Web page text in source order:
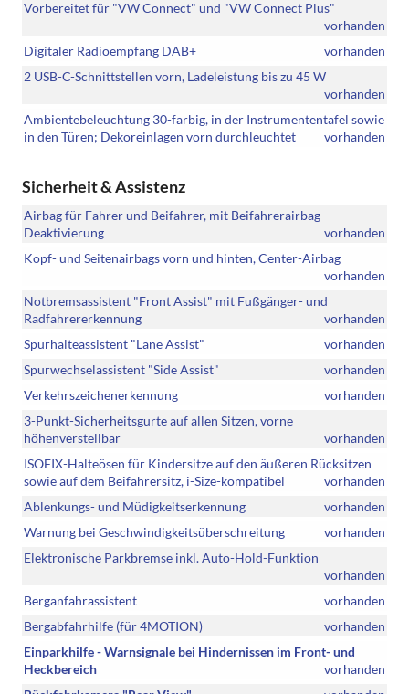
Vorbereitet für "VW Connect" und "VW Connect Plus"
vorhanden
Digitaler Radioempfang DAB+
vorhanden
2 USB-C-Schnittstellen vorn, Ladeleistung bis zu 45 W
vorhanden
Ambientebeleuchtung 30-farbig, in der Instrumententafel sowie
in den Türen; Dekoreinlagen vorn durchleuchtet
vorhanden
Sicherheit & Assistenz
Airbag für Fahrer und Beifahrer, mit Beifahrerairbag-
Deaktivierung
vorhanden
Kopf- und Seitenairbags vorn und hinten, Center-Airbag
vorhanden
Notbremsassistent "Front Assist" mit Fußgänger- und
Radfahrererkennung
vorhanden
Spurhalteassistent "Lane Assist"
vorhanden
Spurwechselassistent "Side Assist"
vorhanden
Verkehrszeichenerkennung
vorhanden
3-Punkt-Sicherheitsgurte auf allen Sitzen, vorne
höhenverstellbar
vorhanden
ISOFIX-Halteösen für Kindersitze auf den äußeren Rücksitzen
sowie auf dem Beifahrersitz, i-Size-kompatibel
vorhanden
Ablenkungs- und Müdigkeitserkennung
vorhanden
Warnung bei Geschwindigkeitsüberschreitung
vorhanden
Elektronische Parkbremse inkl. Auto-Hold-Funktion
vorhanden
Berganfahrassistent
vorhanden
Bergabfahrhilfe (für 4MOTION)
vorhanden
Einparkhilfe - Warnsignale bei Hindernissen im Front- und
Heckbereich
vorhanden